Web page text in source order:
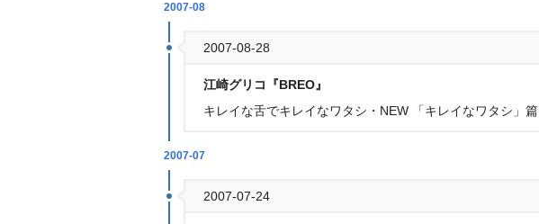
2007-08
2007-08-28
江崎グリコ『BREO』
キレイな舌でキレイなワタシ・NEW 「キレイなワタシ」篇
2007-07
2007-07-24